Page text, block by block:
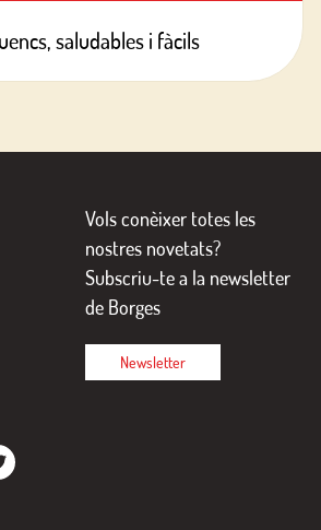
saludables i fàcils
Vols conèixer totes les
nostres novetats?
Subscriu-te a la newsletter
de Borges
Newsletter